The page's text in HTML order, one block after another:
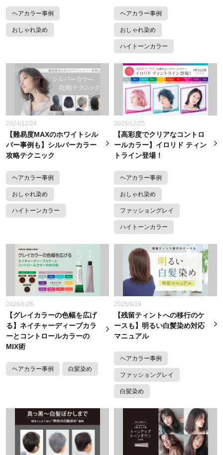
ヘアカラー事例
おしゃれ染め
ヘアカラー事例
おしゃれ染め
ハイトーンカラー
2024/12/24
【難易度MAXのホワイトシル
バー事例も】シルバーカラー
攻略テクニック
ヘアカラー事例
おしゃれ染め
ハイトーンカラー
2025/12/25
【高彩度でクリアなコントロ
ールカラー】イロリド ティン
トライン登場！
ヘアカラー事例
おしゃれ染め
ファッショングレイ
ハイトーンカラー
2026/1/26
【グレイカラーの色幅を広げ
る】ネイチャーディープカラ
ーとコントロールカラーの
MIX術
ヘアカラー事例 白髪染め
2025/6/19
【残留ティントへの移行のケ
ースも】明るい白髪染め対応
マニュアル
ヘアカラー事例
ファッショングレイ
白髪染め